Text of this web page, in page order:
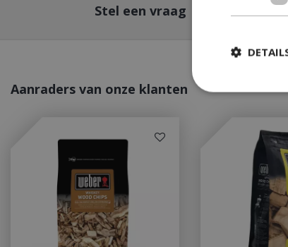
Stel een vraag
Aanraders van onze klanten
Strikt
Naam
__cf_bm